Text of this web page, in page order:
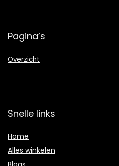
Pagina’s
Overzicht
Snelle links
Home
Alles winkelen